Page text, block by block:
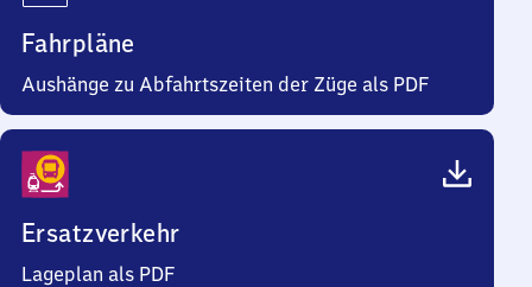
Fahrpläne
Aushänge zu Abfahrtszeiten der Züge als PDF
Ersatzverkehr
Lageplan als PDF